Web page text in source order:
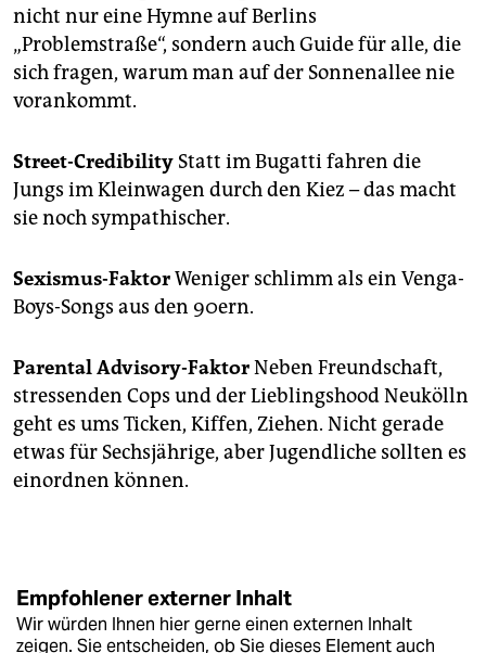
nicht nur eine Hymne auf Berlins
„Problemstraße“, sondern auch Guide für alle, die
sich fragen, warum man auf der Sonnenallee nie
vorankommt.
Street-Credibility Statt im Bugatti fahren die
Jungs im Kleinwagen durch den Kiez – das macht
sie noch sympathischer.
Sexismus-FaktorWeniger schlimm als ein Venga-
Boys-Songs aus den 90ern.
Parental Advisory-FaktorNeben Freundschaft,
stressenden Cops und der Lieblingshood Neukölln
geht es ums Ticken, Kiffen, Ziehen. Nicht gerade
etwas für Sechsjährige, aber Jugendliche sollten es
einordnen können.
Empfohlener externer Inhalt
Wir würden Ihnen hier gerne einen externen Inhalt
zeigen. Sie entscheiden, ob Sie dieses Element auch